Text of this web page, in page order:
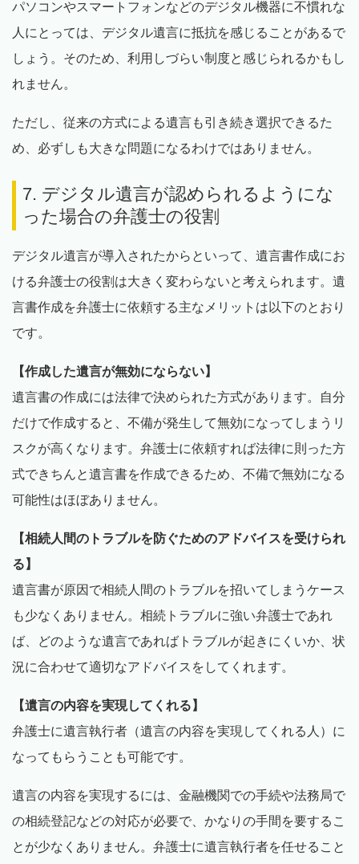
パソコンやスマートフォンなどのデジタル機器に不慣れな
人にとっては、デジタル遺言に抵抗を感じることがあるで
しょう。そのため、利用しづらい制度と感じられるかもし
れません。
ただし、従来の方式による遺言も引き続き選択できるた
め、必ずしも大きな問題になるわけではありません。
7. デジタル遺言が認められるようにな
った場合の弁護士の役割
デジタル遺言が導入されたからといって、遺言書作成にお
ける弁護士の役割は大きく変わらないと考えられます。遺
言書作成を弁護士に依頼する主なメリットは以下のとおり
です。
【作成した遺言が無効にならない】
遺言書の作成には法律で決められた方式があります。自分
だけで作成すると、不備が発生して無効になってしまうリ
スクが高くなります。弁護士に依頼すれば法律に則った方
式できちんと遺言書を作成できるため、不備で無効になる
可能性はほぼありません。
【相続人間のトラブルを防ぐためのアドバイスを受けられ
る】
遺言書が原因で相続人間のトラブルを招いてしまうケース
も少なくありません。相続トラブルに強い弁護士であれ
ば、どのような遺言であればトラブルが起きにくいか、状
況に合わせて適切なアドバイスをしてくれます。
【遺言の内容を実現してくれる】
弁護士に遺言執行者（遺言の内容を実現してくれる人）に
なってもらうことも可能です。
遺言の内容を実現するには、金融機関での手続や法務局で
の相続登記などの対応が必要で、かなりの手間を要するこ
とが少なくありません。弁護士に遺言執行者を任せること